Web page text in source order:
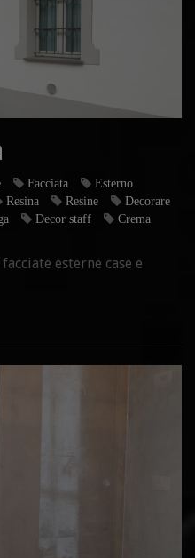
Facciata
Esterno
Resina Resine
Decorare
Decor staff
Crema
esterne case e